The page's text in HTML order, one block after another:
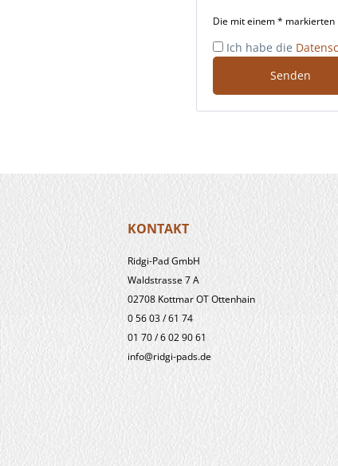
Die mit einem * markierten
Ich habe die
Senden
KONTAKT
Ridgi-Pad GmbH
Waldstrasse 7 A
02708 Kottmar OT Ottenhain
0 56 03 / 61 74
01 70 / 6 02 90 61
info@ridgi-pads.de